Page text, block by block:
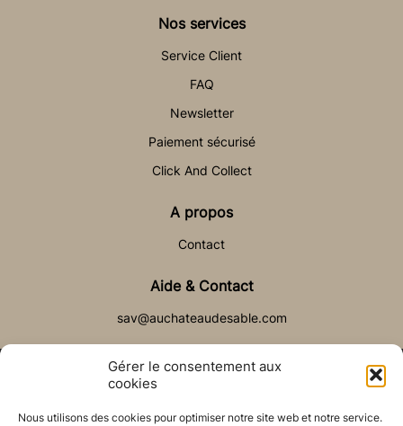
Gérer le consentement aux
cookies
Nous utilisons des cookies pour optimiser notre site web et notre service.
Nos services
Service Client
FAQ
Newsletter
Paiement sécurisé
Click And Collect
A propos
Contact
Aide & Contact
sav@auchateaudesable.com